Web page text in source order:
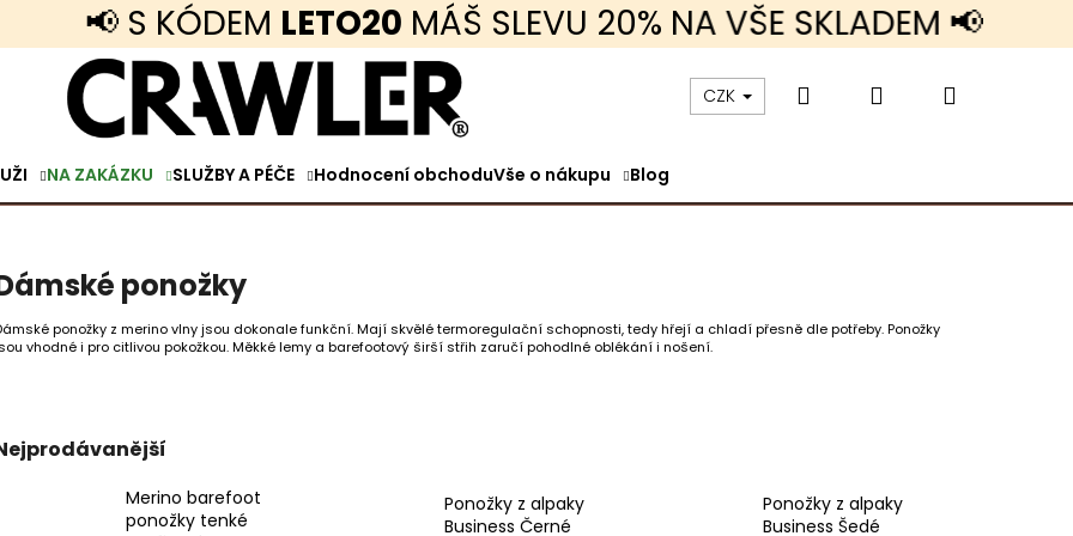
📢 S KÓDEMLETO20MÁŠ SLEVU 20% NA VŠE SKLADEM 📢
CZK HledatPřihlášeníNákupní
NA ZAKÁZKU SLUŽBY A PÉČE Hodnocení obchoduVše o nákupu Blog
ponožky
ponožky z merino vlny jsou dokonale funkční. Mají skvělé termoregulační schopnosti, tedy hřejí a chladí přesně dle potřeby.Ponožky
vhodné i pro citlivou pokožkou.Měkké lemy a barefootový širší střih zaručí pohodlné oblékání i nošení.
Merino barefoot
ponožky tenké
Ponožky z alpaky
Business Černé
Ponožky z alpaky
Business Šedé
Co potřebujete najít?
HLEDAT
Doporučujeme
MERINO TRIČKO KRÁTKÝ RUKÁV TENKÉ
TMAVÁ OLIVOVÁ
DÁMSKÉ MERINO TRIKO - NA ZAKÁZKU
2 090 Kč